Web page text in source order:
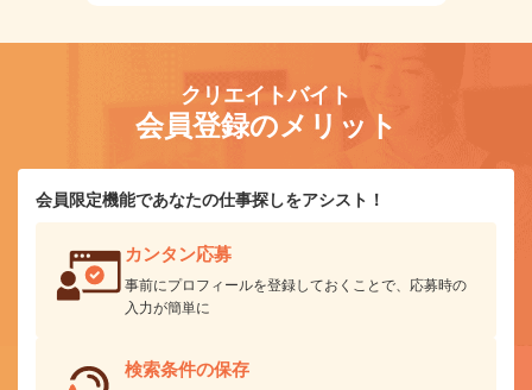
クリエイトバイト
会員登録のメリット
会員限定機能であなたの仕事探しをアシスト！
カンタン応募
事前にプロフィールを登録しておくことで、応募時の
入力が簡単に
検索条件の保存